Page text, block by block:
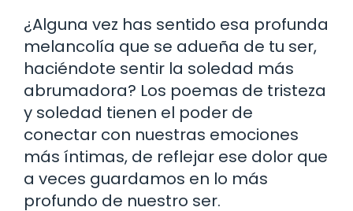
¿Alguna vez has sentido esa profunda
melancolía que se adueña de tu ser,
haciéndote sentir la soledad más
abrumadora? Los poemas de tristeza
y soledad tienen el poder de
conectar con nuestras emociones
más íntimas, de reflejar ese dolor que
a veces guardamos en lo más
profundo de nuestro ser.